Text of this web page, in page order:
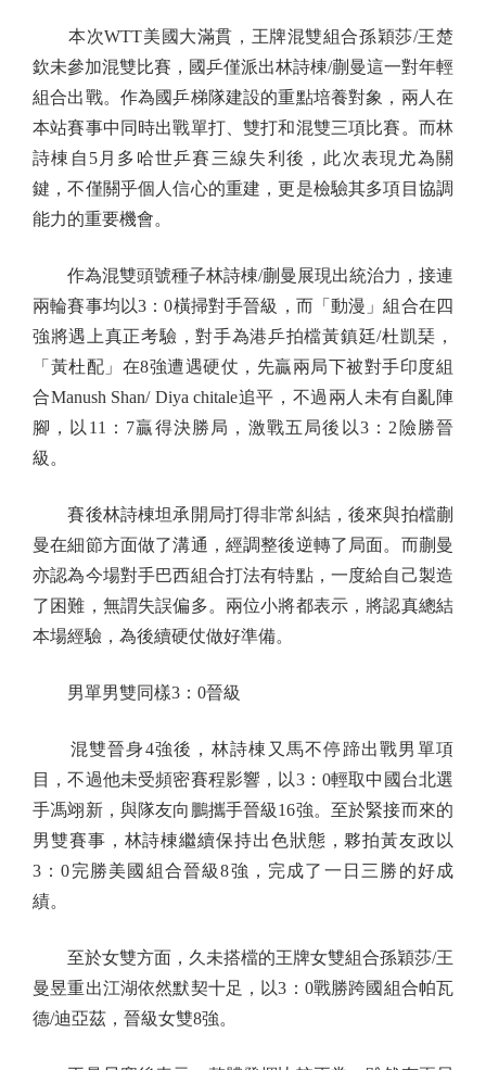
本次WTT美國大滿貫，王牌混雙組合孫穎莎/王楚
欽未參加混雙比賽，國乒僅派出林詩棟/蒯曼這一對年輕
組合出戰。作為國乒梯隊建設的重點培養對象，兩人在
本站賽事中同時出戰單打、雙打和混雙三項比賽。而林
詩棟自5月多哈世乒賽三線失利後，此次表現尤為關
鍵，不僅關乎個人信心的重建，更是檢驗其多項目協調
能力的重要機會。
作為混雙頭號種子林詩棟/蒯曼展現出統治力，接連
兩輪賽事均以3：0橫掃對手晉級，而「動漫」組合在四
強將遇上真正考驗，對手為港乒拍檔黃鎮廷/杜凱琹，
「黃杜配」在8強遭遇硬仗，先贏兩局下被對手印度組
合Manush Shan/ Diya chitale追平，不過兩人未有自亂陣
腳，以11：7贏得決勝局，激戰五局後以3：2險勝晉
級。
賽後林詩棟坦承開局打得非常糾結，後來與拍檔蒯
曼在細節方面做了溝通，經調整後逆轉了局面。而蒯曼
亦認為今場對手巴西組合打法有特點，一度給自己製造
了困難，無謂失誤偏多。兩位小將都表示，將認真總結
本場經驗，為後續硬仗做好準備。
男單男雙同樣3：0晉級
混雙晉身4強後，林詩棟又馬不停蹄出戰男單項
目，不過他未受頻密賽程影響，以3：0輕取中國台北選
手馮翊新，與隊友向鵬攜手晉級16強。至於緊接而來的
男雙賽事，林詩棟繼續保持出色狀態，夥拍黃友政以
3：0完勝美國組合晉級8強，完成了一日三勝的好成
績。
至於女雙方面，久未搭檔的王牌女雙組合孫穎莎/王
曼昱重出江湖依然默契十足，以3：0戰勝跨國組合帕瓦
德/迪亞茲，晉級女雙8強。